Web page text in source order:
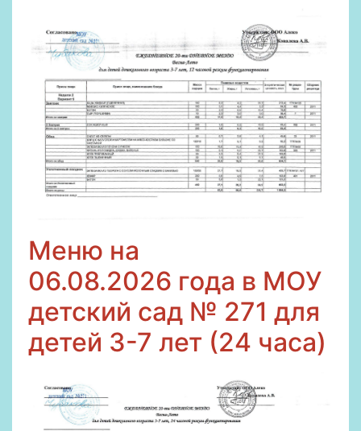
Меню на
06.08.2026 года в МОУ
детский сад № 271 для
детей 3-7 лет (24 часа)